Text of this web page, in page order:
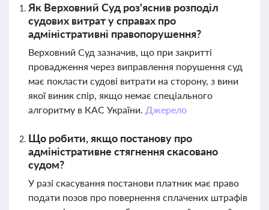
Як Верховний Суд роз'яснив розподіл
судових витрат у справах про
адміністративні правопорушення?
Верховний Суд зазначив, що при закритті
провадження через виправлення порушення суд
має покласти судові витрати на сторону, з вини
якої виник спір, якщо немає спеціального
алгоритму в КАС України. Джерело
Що робити, якщо постанову про
адміністративне стягнення скасовано
судом?
У разі скасування постанови платник має право
подати позов про повернення сплачених штрафів